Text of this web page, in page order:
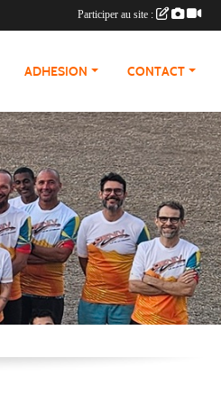
ADHESION CONTACT
Participer au site :